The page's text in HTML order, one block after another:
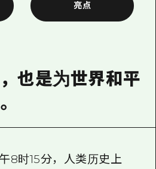
览门票
无线上网
游客的街角旅游信息中心
介绍广岛县的魅力！
亮点
也是为世界和平
8时15分，人类历史上